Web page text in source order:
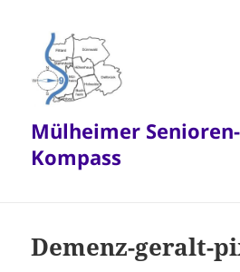
Mülheimer Senioren-
Kompass
Demenz-geralt-